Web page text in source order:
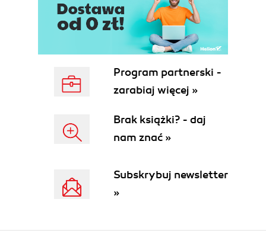
Program partnerski -
zarabiaj więcej »
Brak książki? - daj
nam znać »
Subskrybuj newsletter
»